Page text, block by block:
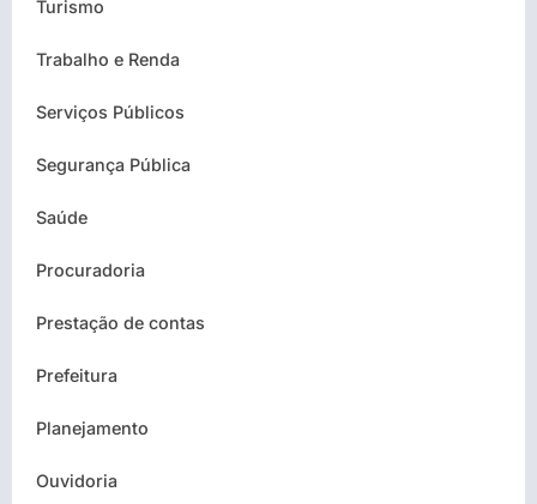
Turismo
Trabalho e Renda
Serviços Públicos
Segurança Pública
Saúde
Procuradoria
Prestação de contas
Prefeitura
Planejamento
Ouvidoria